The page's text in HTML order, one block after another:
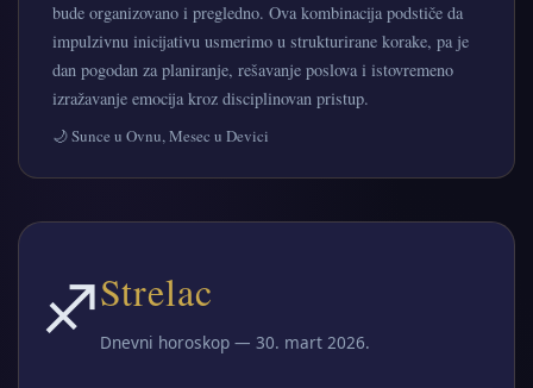
bude organizovano i pregledno. Ova kombinacija podstiče da
impulzivnu inicijativu usmerimo u strukturirane korake, pa je
dan pogodan za planiranje, rešavanje poslova i istovremeno
izražavanje emocija kroz disciplinovan pristup.
🌙 Sunce u Ovnu, Mesec u Devici
♐Strelac
Dnevni horoskop — 30. mart 2026.